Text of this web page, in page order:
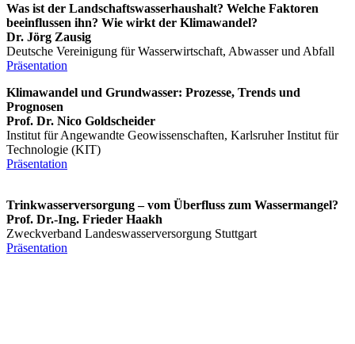
Was ist der Landschaftswasserhaushalt? Welche Faktoren
beeinflussen ihn? Wie wirkt der Klimawandel?
Dr. Jörg Zausig
Deutsche Vereinigung für Wasserwirtschaft, Abwasser und Abfall
Präsentation
Klimawandel und Grundwasser: Prozesse, Trends und
Prognosen
Prof. Dr. Nico Goldscheider
Institut für Angewandte Geowissenschaften, Karlsruher Institut für
Technologie (KIT)
Präsentation
Trinkwasserversorgung – vom Überfluss zum Wassermangel?
Prof. Dr.-Ing. Frieder Haakh
Zweckverband Landeswasserversorgung Stuttgart
Präsentation